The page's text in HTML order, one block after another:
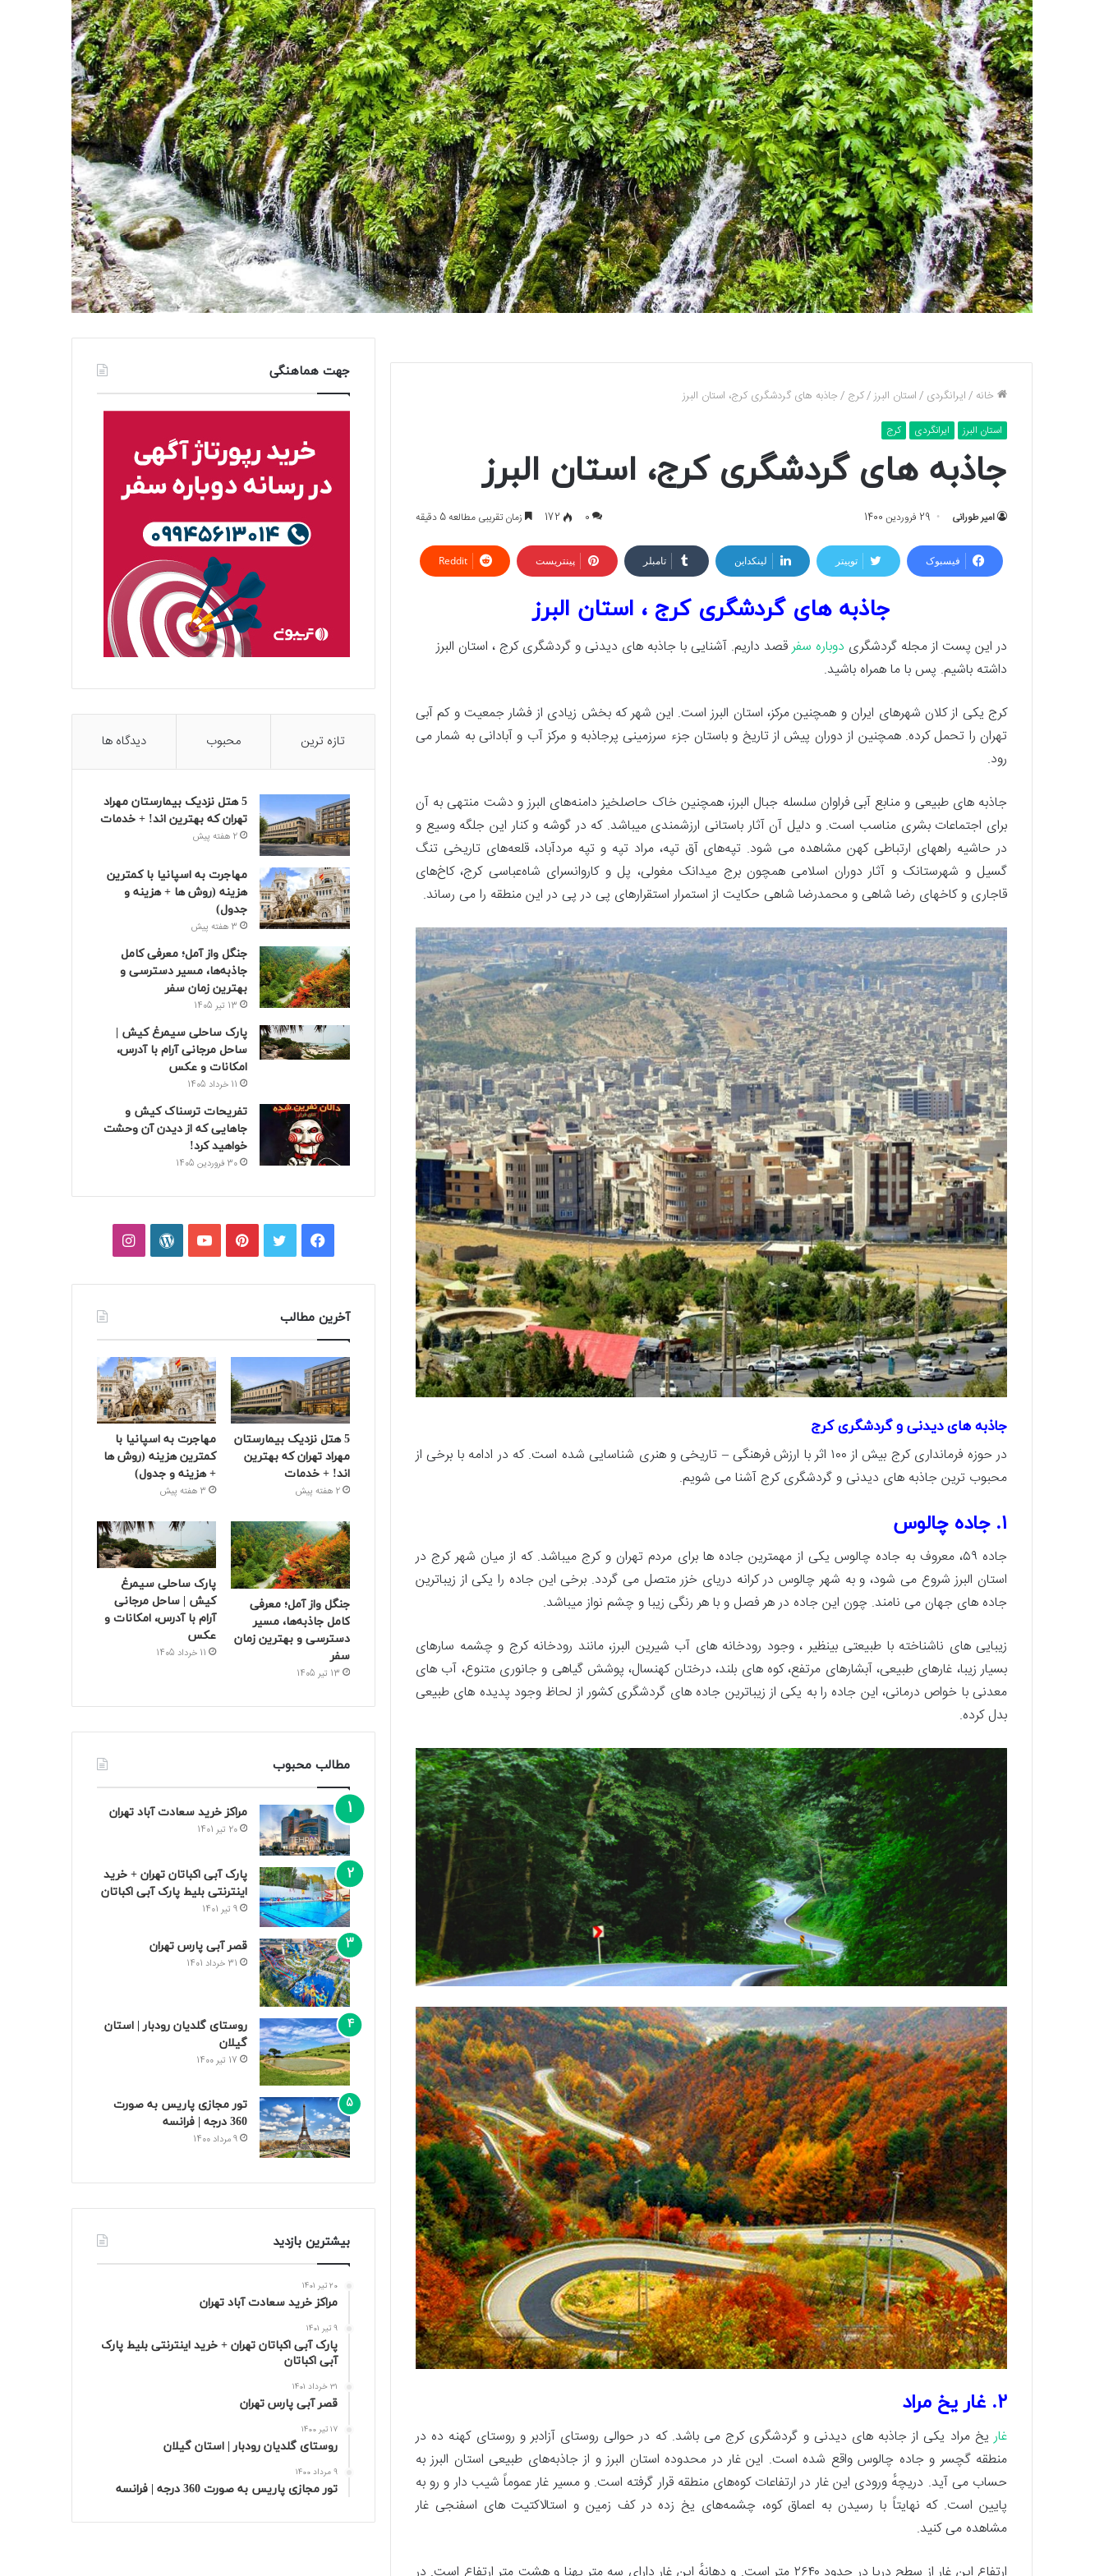
خانه /ایرانگردی /استان البرز/کرج /جاذبه های گردشگری کرج، استان البرز
استان البرز ایرانگردی کرج
جاذبه های گردشگری کرج، استان البرز
امیر طورانی 29 فروردین 1400 0
172 زمان تقریبی مطالعه 5 دقیقه
فیسبوک توییتر لینکداین تامبلر پینتریست Reddit
جاذبه های گردشگری کرج ، استان البرز
در این پست از مجله گردشگری دوباره سفرقصد داریم. آشنایی با جاذبه های دیدنی و گردشگری کرج ، استان البرز
داشته باشیم. پس با ما همراه باشید.
كرج یکی از کلان شهرهای ایران و همچنین مرکز، استان البرز است. این شهر که بخش زیادی از فشار جمعیت و کم آبی
تهران را تحمل کرده. همچنین از دوران پیش از تاریخ و باستان جزء سرزمینی پرجاذبه و مرکز آب و آبادانی به شمار می
رود.
جاذبه های طبیعی و منابع آبی فراوان سلسله جبال البرز، همچنین خاک حاصلخیز دامنه‌های البرز و دشت منتهی به آن
برای اجتماعات بشری مناسب است. و دلیل آن آثار باستانی ارزشمندی میباشد. که در گوشه و کنار این جلگه وسیع و
در حاشیه راههای ارتباطی کهن مشاهده‌ می شود. تپه‌های آق تپه، مراد تپه و تپه مردآباد، قلعه‌های تاریخی تنگ
گسیل و شهرستانک و آثار دوران اسلامی همچون برج میدانک مغولی، پل و کاروانسرای شاه‌عباسی کرج، کاخ‌های
قاجاری و کاخهای رضا شاهی و محمدرضا شاهی حکایت از استمرار استقرارهای پی در پی در این منطقه را می رساند.
جاذبه های دیدنی و گردشگری کرج
در حوزه فرمانداری کرج بیش از ۱۰۰ اثر با ارزش فرهنگی – تاریخی و هنری شناسایی شده است. که در ادامه با برخی از
محبوب ترین جاذبه های دیدنی و گردشگری کرج آشنا می شویم.
۱. جاده چالوس
جاده ۵۹، معروف به جاده چالوس یکی از مهمترین جاده ها برای مردم تهران و کرج میباشد. که از میان شهر کرج در
استان البرز شروع می شود، و به شهر چالوس در کرانه دریای خزر متصل می گردد. برخی این جاده را یکی از زیباترین
جاده های جهان می نامند. چون این جاده در هر فصل و با هر رنگی زیبا و چشم نواز میباشد.
زیبایی های ناشناخته با طبیعتی بینظیر ، وجود رودخانه های آب شیرین البرز، مانند رودخانه کرج و چشمه سارهای
بسیار زیبا، غارهای طبیعی، آبشارهای مرتفع، کوه های بلند، درختان کهنسال، پوشش گیاهی و جانوری متنوع، آب های
معدنی با خواص درمانی، این جاده را به یکی از زیباترین جاده های گردشگری کشور از لحاظ وجود پدیده های طبیعی
بدل کرده.
۲. غار یخ مراد
غاریخ مراد یکی از جاذبه های دیدنی و گردشگری کرج می باشد. که در حوالی روستای آزادبر و روستای کهنه ده در
منطقه گچسر و جاده چالوس واقع شده است. این غار در محدوده استان البرز و از جاذبه‌های طبیعی استان البرز به
حساب می آید. دریچهٔ ورودی این غار در ارتفاعات کوه‌های منطقه قرار گرفته است. و مسیر غار عموماً شیب دار و رو به
پایین است. که نهایتاً با رسیدن به اعماق کوه، چشمه‌های یخ زده در کف زمین و استالاکتیت های اسفنجی غار
مشاهده می کنید.
جهت هماهنگی
تازه ترین محبوب دیدگاه ها
5 هتل نزدیک بیمارستان مهراد
تهران که بهترین‌ اند! + خدمات
2 هفته پیش
مهاجرت به اسپانیا با کمترین
هزینه (روش ها + هزینه و
جدول)
3 هفته پیش
جنگل واز آمل؛ معرفی کامل
جاذبه‌ها، مسیر دسترسی و
بهترین زمان سفر
13 تیر 1405
پارک ساحلی سیمرغ کیش |
ساحل مرجانی آرام با آدرس،
امکانات و عکس
11 خرداد 1405
تفریحات ترسناک کیش و
جاهایی که از دیدن آن وحشت
خواهید کرد!
30 فروردین 1405
فیسبوکتوییترپینتریستیوتیوبوردپرساینستاگرام
آخرین مطالب
5 هتل نزدیک بیمارستان
مهراد تهران که بهترین‌
اند! + خدمات
2 هفته پیش
مهاجرت به اسپانیا با
کمترین هزینه (روش ها
+ هزینه و جدول)
3 هفته پیش
جنگل واز آمل؛ معرفی
کامل جاذبه‌ها، مسیر
دسترسی و بهترین زمان
سفر
13 تیر 1405
پارک ساحلی سیمرغ
کیش | ساحل مرجانی
آرام با آدرس، امکانات و
عکس
11 خرداد 1405
مطالب محبوب
مراکز خرید سعادت‌ آباد تهران
20 تیر 1401
پارک آبی اکباتان تهران + خرید
اینترنتی بلیط پارک آبی اکباتان
9 تیر 1401
قصر آبی پارس تهران
31 خرداد 1401
روستای گلدیان رودبار | استان
گیلان
17 تیر 1400
تور مجازی پاریس به صورت
360 درجه | فرانسه
9 مرداد 1400
بیشترین بازدید
20 تیر 1401
مراکز خرید سعادت‌ آباد تهران
9 تیر 1401
پارک آبی اکباتان تهران + خرید اینترنتی بلیط پارک
آبی اکباتان
31 خرداد 1401
قصر آبی پارس تهران
17 تیر 1400
روستای گلدیان رودبار | استان گیلان
9 مرداد 1400
تور مجازی پاریس به صورت 360 درجه | فرانسه